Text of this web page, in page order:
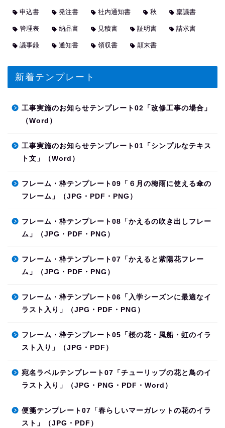
申込書 発注書 社内通知書 秋 稟議書
管理表 納品書 見積書 証明書 請求書
議事録 通知書 領収書 顛末書
新着テンプレート
工事実施のお知らせテンプレート02「改修工事の場合」
（Word）
工事実施のお知らせテンプレート01「シンプルなテキス
ト文」（Word）
フレーム・枠テンプレート09「６月の梅雨に使える傘の
フレーム」（JPG・PDF・PNG）
フレーム・枠テンプレート08「かえるの吹き出しフレー
ム」（JPG・PDF・PNG）
フレーム・枠テンプレート07「かえると紫陽花フレー
ム」（JPG・PDF・PNG）
フレーム・枠テンプレート06「入学シーズンに最適なイ
ラスト入り」（JPG・PDF・PNG）
フレーム・枠テンプレート05「桜の花・風船・虹のイラ
スト入り」（JPG・PDF）
宛名ラベルテンプレート07「チューリップの花と鳥のイ
ラスト入り」（JPG・PNG・PDF・Word）
便箋テンプレート07「春らしいマーガレットの花のイラ
スト」（JPG・PDF）